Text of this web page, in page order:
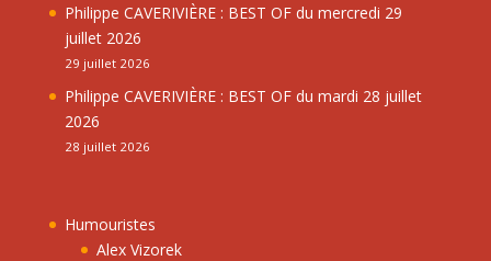
Philippe CAVERIVIÈRE : BEST OF du mercredi 29
juillet 2026
29 juillet 2026
Philippe CAVERIVIÈRE : BEST OF du mardi 28 juillet
2026
28 juillet 2026
Humouristes
Alex Vizorek